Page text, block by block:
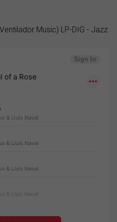
Music) LP-DIG - Jazz